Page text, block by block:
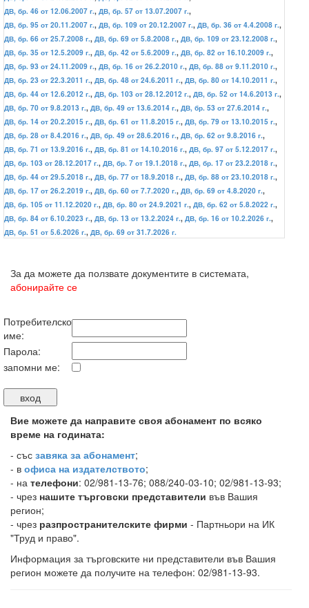
ДВ, бр. 46 от 12.06.2007 г., ДВ, бр. 57 от 13.07.2007 г.,
ДВ, бр. 95 от 20.11.2007 г., ДВ, бр. 109 от 20.12.2007 г., ДВ, бр. 36 от 4.4.2008 г.,
ДВ, бр. 66 от 25.7.2008 г., ДВ, бр. 69 от 5.8.2008 г., ДВ, бр. 109 от 23.12.2008 г.,
ДВ, бр. 35 от 12.5.2009 г., ДВ, бр. 42 от 5.6.2009 г., ДВ, бр. 82 от 16.10.2009 г.,
ДВ, бр. 93 от 24.11.2009 г., ДВ, бр. 16 от 26.2.2010 г., ДВ, бр. 88 от 9.11.2010 г.,
ДВ, бр. 23 от 22.3.2011 г., ДВ, бр. 48 от 24.6.2011 г., ДВ, бр. 80 от 14.10.2011 г.,
ДВ, бр. 44 от 12.6.2012 г., ДВ, бр. 103 от 28.12.2012 г., ДВ, бр. 52 от 14.6.2013 г.,
ДВ, бр. 70 от 9.8.2013 г., ДВ, бр. 49 от 13.6.2014 г., ДВ, бр. 53 от 27.6.2014 г.,
ДВ, бр. 14 от 20.2.2015 г., ДВ, бр. 61 от 11.8.2015 г., ДВ, бр. 79 от 13.10.2015 г.,
ДВ, бр. 28 от 8.4.2016 г., ДВ, бр. 49 от 28.6.2016 г., ДВ, бр. 62 от 9.8.2016 г.,
ДВ, бр. 71 от 13.9.2016 г., ДВ, бр. 81 от 14.10.2016 г., ДВ, бр. 97 от 5.12.2017 г.,
ДВ, бр. 103 от 28.12.2017 г., ДВ, бр. 7 от 19.1.2018 г., ДВ, бр. 17 от 23.2.2018 г.,
ДВ, бр. 44 от 29.5.2018 г., ДВ, бр. 77 от 18.9.2018 г., ДВ, бр. 88 от 23.10.2018 г.,
ДВ, бр. 17 от 26.2.2019 г., ДВ, бр. 60 от 7.7.2020 г., ДВ, бр. 69 от 4.8.2020 г.,
ДВ, бр. 105 от 11.12.2020 г., ДВ, бр. 80 от 24.9.2021 г., ДВ, бр. 62 от 5.8.2022 г.,
ДВ, бр. 84 от 6.10.2023 г., ДВ, бр. 13 от 13.2.2024 г., ДВ, бр. 16 от 10.2.2026 г.,
ДВ, бр. 51 от 5.6.2026 г., ДВ, бр. 69 от 31.7.2026 г.
За да можете да ползвате документите в системата,
абонирайте се
Потребителско
име:
Парола:
запомни ме:
Вие можете да направите своя абонамент по всяко
време на годината:
- със завяка за абонамент;
- в офиса на издателството;
- на телефони: 02/981-13-76; 088/240-03-10; 02/981-13-93;
- чрез нашите търговски представители във Вашия
регион;
- чрез разпространителските фирми - Партньори на ИК
"Труд и право".
Информация за търговските ни представители във Вашия
регион можете да получите на телефон: 02/981-13-93.